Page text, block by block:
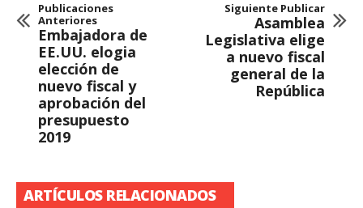
Publicaciones
Anteriores
Embajadora de
EE.UU. elogia
elección de
nuevo fiscal y
aprobación del
presupuesto
2019
Siguiente Publicar
Asamblea
Legislativa elige
a nuevo fiscal
general de la
República
ARTÍCULOS RELACIONADOS